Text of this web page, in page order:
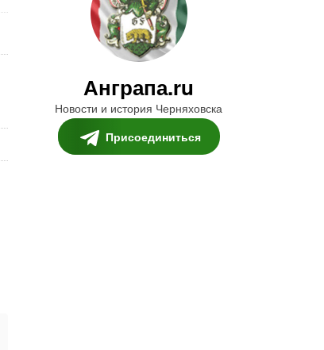
Анграпа.ru
Новости и история Черняховска
Присоединиться